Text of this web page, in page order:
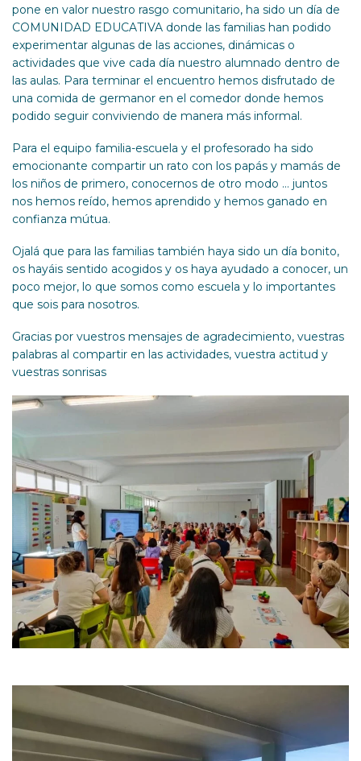
pone en valor nuestro rasgo comunitario, ha sido un día de
COMUNIDAD EDUCATIVA donde las familias han podido
experimentar algunas de las acciones, dinámicas o
actividades que vive cada día nuestro alumnado dentro de
las aulas. Para terminar el encuentro hemos disfrutado de
una comida de germanor en el comedor donde hemos
podido seguir conviviendo de manera más informal.
Para el equipo familia-escuela y el profesorado ha sido
emocionante compartir un rato con los papás y mamás de
los niños de primero, conocernos de otro modo … juntos
nos hemos reído, hemos aprendido y hemos ganado en
confianza mútua.
Ojalá que para las familias también haya sido un día bonito,
os hayáis sentido acogidos y os haya ayudado a conocer, un
poco mejor, lo que somos como escuela y lo importantes
que sois para nosotros.
Gracias por vuestros mensajes de agradecimiento, vuestras
palabras al compartir en las actividades, vuestra actitud y
vuestras sonrisas